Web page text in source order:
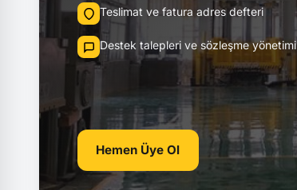
Teslimat ve fatura adres defteri
Destek talepleri ve sözleşme yönetimi
Hemen Üye Ol